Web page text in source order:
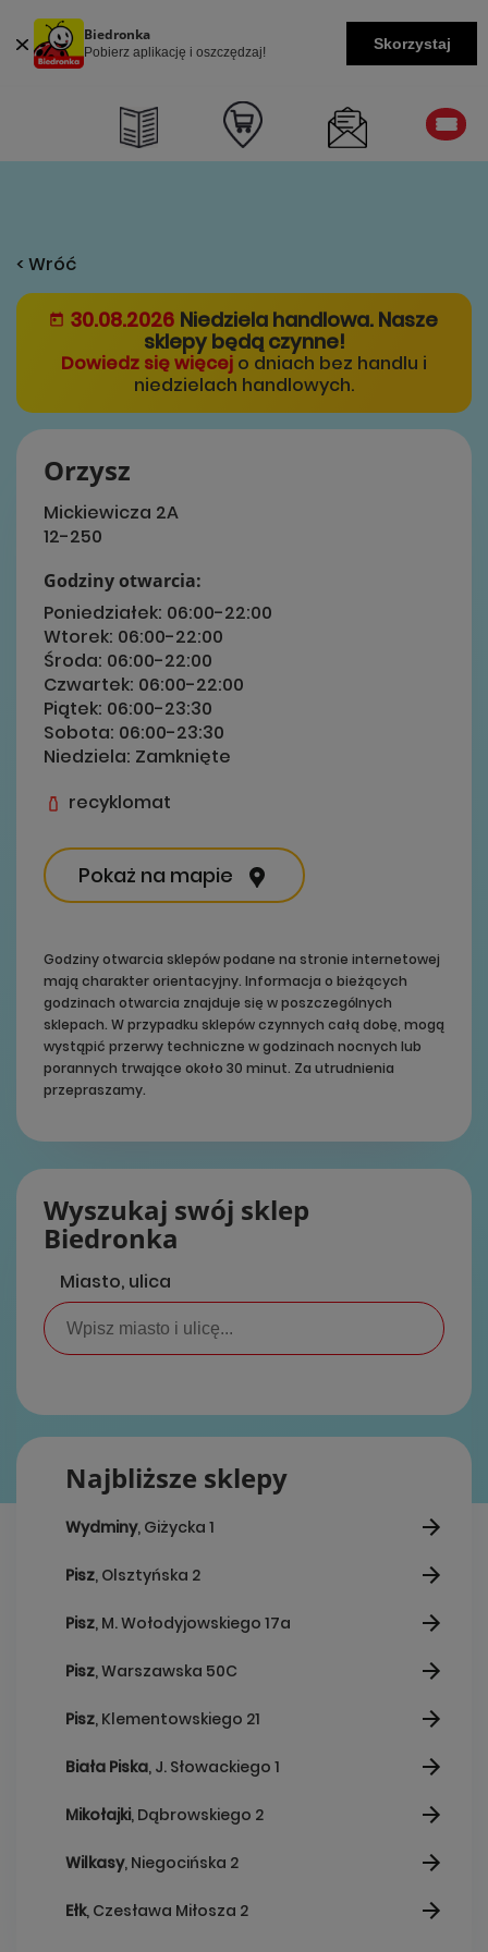
Biedronka
Pobierz aplikację i oszczędzaj! Skorzystaj
< Wróć
30.08.2026 Niedziela handlowa. Nasze
sklepy będą czynne!
Dowiedz się więcej o dniach bez handlu i
niedzielach handlowych.
Orzysz
Mickiewicza 2A
12-250
Godziny otwarcia:
Poniedziałek: 06:00-22:00
Wtorek: 06:00-22:00
Środa: 06:00-22:00
Czwartek: 06:00-22:00
Piątek: 06:00-23:30
Sobota: 06:00-23:30
Niedziela: Zamknięte
recyklomat
Pokaż na mapie
Godziny otwarcia sklepów podane na stronie internetowej
mają charakter orientacyjny. Informacja o bieżących
godzinach otwarcia znajduje się w poszczególnych
sklepach. W przypadku sklepów czynnych całą dobę, mogą
wystąpić przerwy techniczne w godzinach nocnych lub
porannych trwające około 30 minut. Za utrudnienia
przepraszamy.
Wyszukaj swój sklep
Biedronka
Miasto, ulica
Najbliższe sklepy
Wydminy, Giżycka 1
Pisz, Olsztyńska 2
Pisz, M. Wołodyjowskiego 17a
Pisz, Warszawska 50C
Pisz, Klementowskiego 21
Biała Piska, J. Słowackiego 1
Mikołajki, Dąbrowskiego 2
Wilkasy, Niegocińska 2
Ełk, Czesława Miłosza 2